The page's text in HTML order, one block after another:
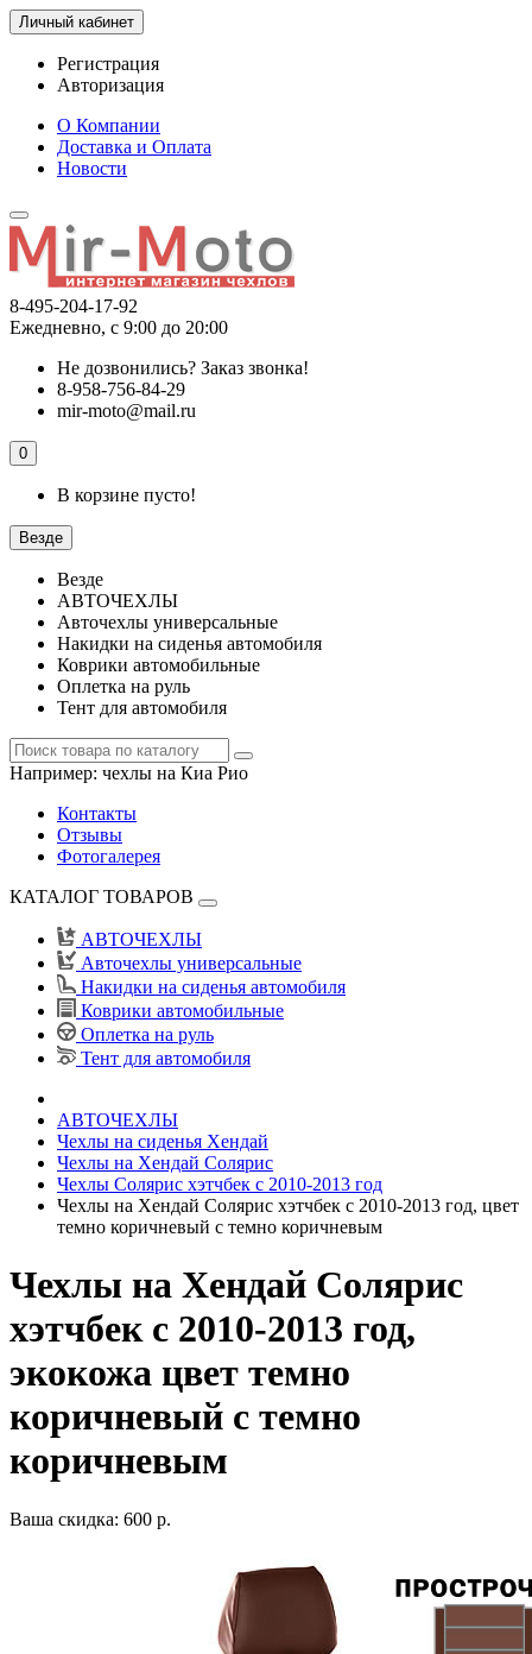
Личный кабинет
Регистрация
Авторизация
О Компании
Доставка и Оплата
Новости
8-495-204-17-92
Ежедневно, с 9:00 до 20:00
Не дозвонились? Заказ звонка!
8-958-756-84-29
mir-moto@mail.ru
0
В корзине пусто!
Везде
Везде
АВТОЧЕХЛЫ
Авточехлы универсальные
Накидки на сиденья автомобиля
Коврики автомобильные
Оплетка на руль
Тент для автомобиля
Например: чехлы на Киа Рио
Контакты
Отзывы
Фотогалерея
КАТАЛОГ ТОВАРОВ
АВТОЧЕХЛЫ
Авточехлы универсальные
Накидки на сиденья автомобиля
Коврики автомобильные
Оплетка на руль
Тент для автомобиля
АВТОЧЕХЛЫ
Чехлы на сиденья Хендай
Чехлы на Хендай Солярис
Чехлы Солярис хэтчбек с 2010-2013 год
Чехлы на Хендай Солярис хэтчбек с 2010-2013 год, цвет
темно коричневый с темно коричневым
Чехлы на Хендай Солярис
хэтчбек с 2010-2013 год,
экокожа цвет темно
коричневый с темно
коричневым
Ваша скидка: 600 р.